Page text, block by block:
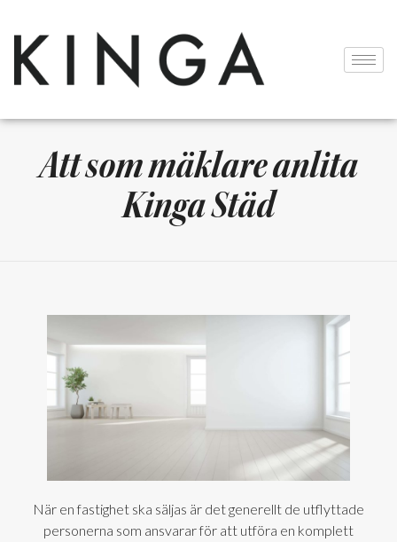
Att som mäklare anlita
Kinga Städ
När en fastighet ska säljas är det generellt de utflyttade
personerna som ansvarar för att utföra en komplett